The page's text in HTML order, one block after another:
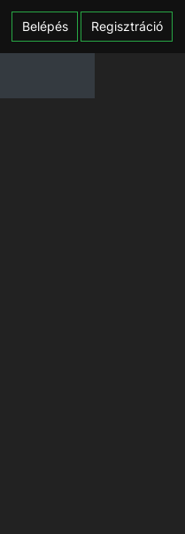
Belépés Regisztráció